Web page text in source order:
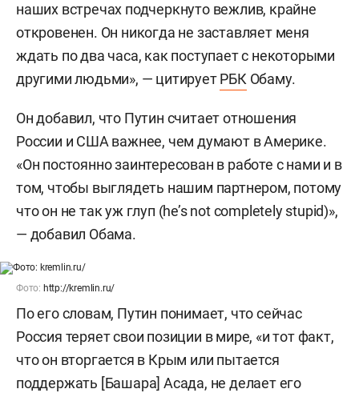
наших встречах подчеркнуто вежлив, крайне
откровенен. Он никогда не заставляет меня
ждать по два часа, как поступает с некоторыми
другими людьми», — цитируетРБК Обаму.
Он добавил, что Путин считает отношения
России и США важнее, чем думают в Америке.
«Он постоянно заинтересован в работе с нами и в
том, чтобы выглядеть нашим партнером, потому
что он не так уж глуп (he’s not completely stupid)»,
— добавил Обама.
Фото: http://kremlin.ru/
По его словам, Путин понимает, что сейчас
Россия теряет свои позиции в мире, «и тот факт,
что он вторгается в Крым или пытается
поддержать [Башара] Асада, не делает его